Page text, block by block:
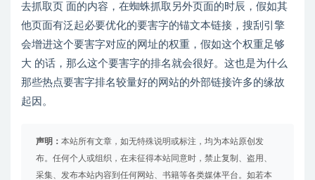
去抓取页 面的内容，在蜘蛛抓取另外页面的时辰，假如其
他页面有泛起必要优化的要害字的锚文本链接，搜刮引擎
会增进这个要害字对应的网址的权重，假如这个权重足够
大 的话，那么这个要害字的排名就会很好。这也是为什么
那些热点要害字排名较量好的网站的外部链接许多的缘故
起因。
声明： 本站所有文章，如无特殊说明或标注，均为本站原创发
布。任何个人或组织，在未征得本站同意时，禁止复制、盗用、
采集、发布本站内容到任何网站、书籍等各类媒体平台。如若本